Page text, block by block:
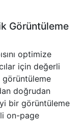
Görüntüleme
optimize
için değerli
doğrudan
bir görüntüleme
on-page